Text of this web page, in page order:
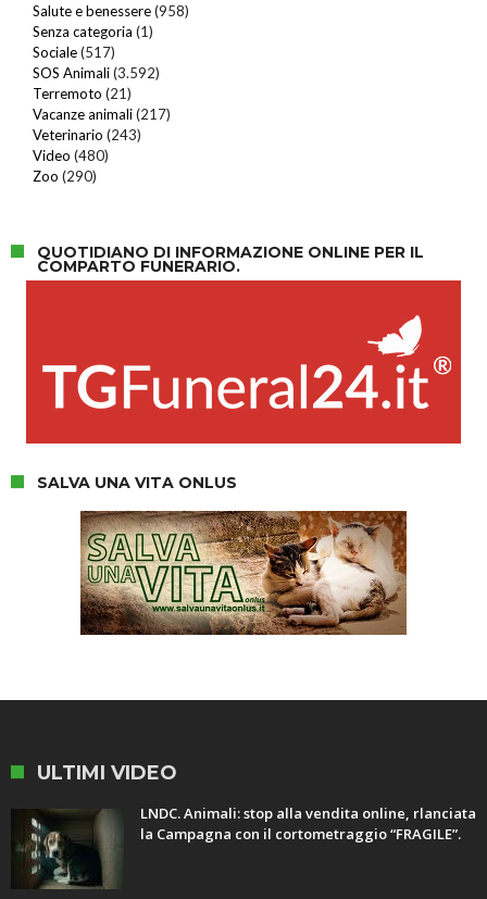
Salute e benessere(958)
Senza categoria (1)
Sociale(517)
SOS Animali(3.592)
Terremoto (21)
Vacanze animali(217)
Veterinario (243)
Video (480)
Zoo (290)
QUOTIDIANO DI INFORMAZIONE ONLINE PER IL
COMPARTO FUNERARIO.
SALVA UNA VITA ONLUS
ULTIMI VIDEO
LNDC. Animali: stop alla vendita online, rlanciata
la Campagna con il cortometraggio “FRAGILE”.